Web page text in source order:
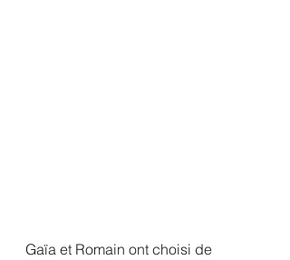
Gaïa et Romain ont choisi de